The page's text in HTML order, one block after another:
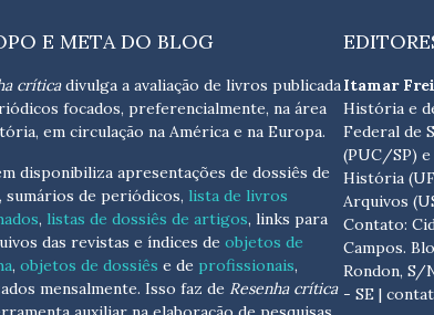
E META DO BLOG
críticadivulga a avaliação de livros publicada
focados, preferencialmente, na área
em circulação na América e na Europa.
disponibiliza apresentações de dossiês de
de periódicos, lista de livros
, listas de dossiês de artigos, links para
das revistas e índices de objetos de
, objetos de dossiês e de profissionais,
mensalmente. Isso faz de Resenha crítica
Itamar
História e
Federal de
(PUC/SP)
História
Arquivos
Contato:
Campos.
Rondon, S/
- SE|